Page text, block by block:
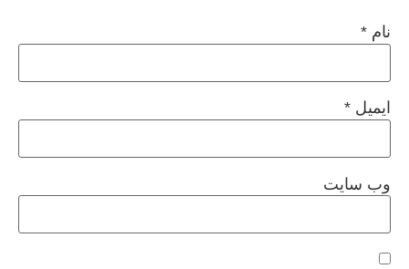
نام *
ایمیل *
وب‌ سایت